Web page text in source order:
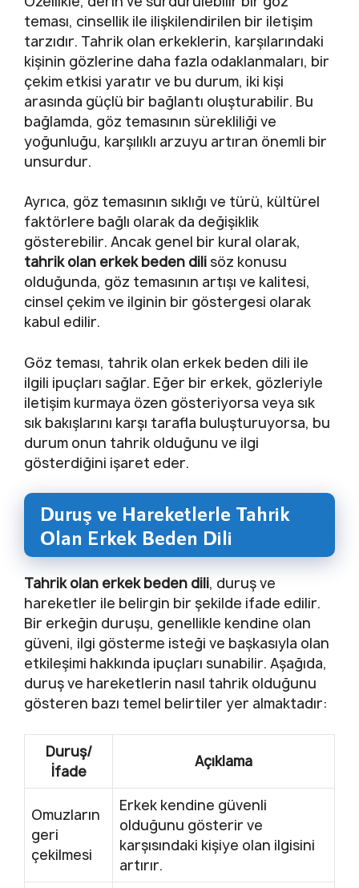
teması, cinsellik ile ilişkilendirilen bir iletişim
tarzıdır. Tahrik olan erkeklerin, karşılarındaki
kişinin gözlerine daha fazla odaklanmaları, bir
çekim etkisi yaratır ve bu durum, iki kişi
arasında güçlü bir bağlantı oluşturabilir. Bu
bağlamda, göz temasının sürekliliği ve
yoğunluğu, karşılıklı arzuyu artıran önemli bir
unsurdur.
Ayrıca, göz temasının sıklığı ve türü, kültürel
faktörlere bağlı olarak da değişiklik
gösterebilir. Ancak genel bir kural olarak,
tahrik olan erkek beden dili söz konusu
olduğunda, göz temasının artışı ve kalitesi,
cinsel çekim ve ilginin bir göstergesi olarak
kabul edilir.
Göz teması, tahrik olan erkek beden dili ile
ilgili ipuçları sağlar. Eğer bir erkek, gözleriyle
iletişim kurmaya özen gösteriyorsa veya sık
sık bakışlarını karşı tarafla buluşturuyorsa, bu
durum onun tahrik olduğunu ve ilgi
gösterdiğini işaret eder.
Duruş ve Hareketlerle Tahrik
Olan Erkek Beden Dili
Tahrik olan erkek beden dili, duruş ve
hareketler ile belirgin bir şekilde ifade edilir.
Bir erkeğin duruşu, genellikle kendine olan
güveni, ilgi gösterme isteği ve başkasıyla olan
etkileşimi hakkında ipuçları sunabilir. Aşağıda,
duruş ve hareketlerin nasıl tahrik olduğunu
gösteren bazı temel belirtiler yer almaktadır:
Duruş/
İfade
Açıklama
Omuzların
geri
çekilmesi
Erkek kendine güvenli
olduğunu gösterir ve
karşısındaki kişiye olan ilgisini
artırır.